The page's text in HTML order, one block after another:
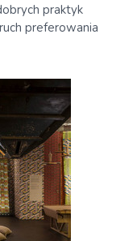
praktyk
preferowania